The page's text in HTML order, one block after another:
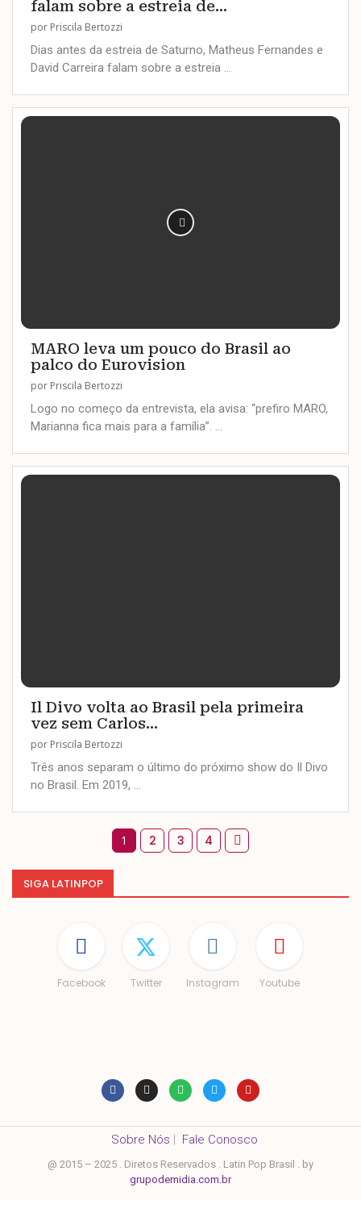
falam sobre a estreia de...
por Priscila Bertozzi
Dias antes da estreia de Saturno, Matheus Fernandes e
David Carreira falam sobre a estreia …
MARO leva um pouco do Brasil ao
palco do Eurovision
por Priscila Bertozzi
Logo no começo da entrevista, ela avisa: “prefiro MARO,
Marianna fica mais para a família”. …
Il Divo volta ao Brasil pela primeira
vez sem Carlos...
por Priscila Bertozzi
Três anos separam o último do próximo show do Il Divo
no Brasil. Em 2019, …
1 2 3 4
SIGA LATINPOP
Facebook Twitter Instagram Youtube
Sobre Nós | Fale Conosco
@ 2015 – 2025 . Diretos Reservados . Latin Pop Brasil . by
grupodemidia.com.br